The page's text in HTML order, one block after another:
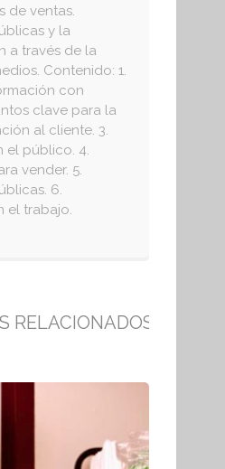
de ventas.
y la
a través de la
Contenido: 1.
con
clave para la
al cliente. 3.
el público. 4.
vender. 5.
6.
el trabajo.
RELACIONADOS